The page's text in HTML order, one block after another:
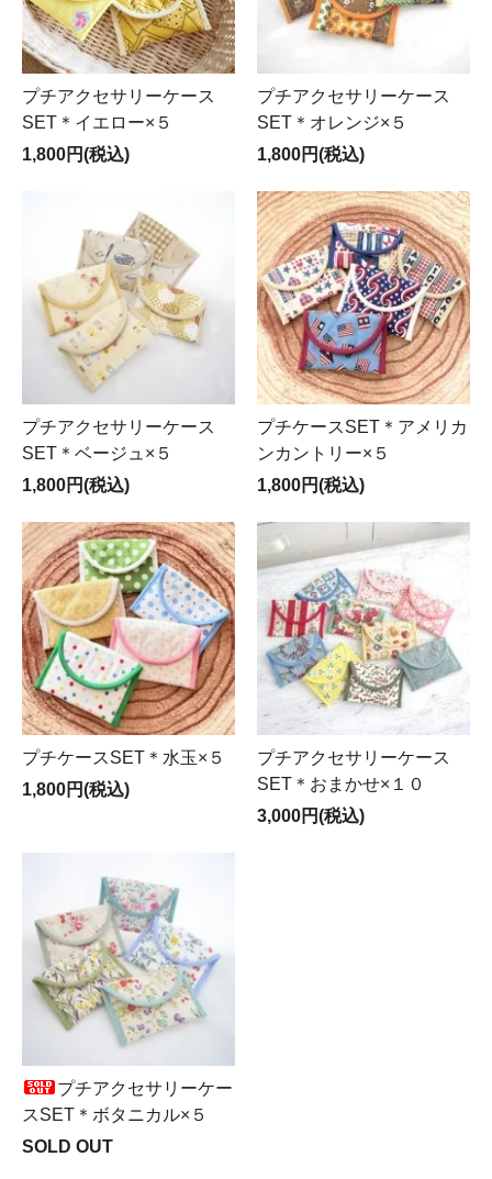
プチアクセサリーケース
SET＊イエロー×５
1,800円(税込)
プチアクセサリーケース
SET＊オレンジ×５
1,800円(税込)
プチアクセサリーケース
SET＊ベージュ×５
1,800円(税込)
プチケースSET＊アメリカ
ンカントリー×５
1,800円(税込)
プチケースSET＊水玉×５
1,800円(税込)
プチアクセサリーケース
SET＊おまかせ×１０
3,000円(税込)
プチアクセサリーケー
スSET＊ボタニカル×５
SOLD OUT